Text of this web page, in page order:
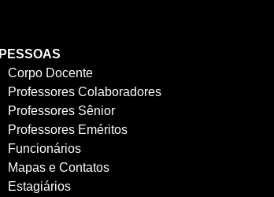
PESSOAS
Corpo Docente
Professores Colaboradores
Professores Sênior
Professores Eméritos
Funcionários
Mapas e Contatos
Estagiários